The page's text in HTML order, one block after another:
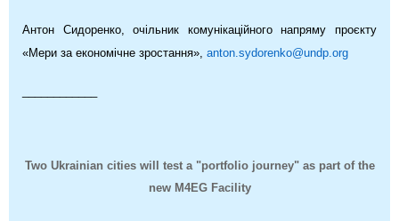
Антон Сидоренко, очільник комунікаційного напряму проєкту
«Мери за економічне зростання», anton.sydorenko@undp.org
Two Ukrainian cities will test a "portfolio journey" as part of the
new M4EG Facility